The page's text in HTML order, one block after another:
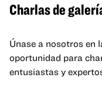
Charlas de
Únase a nosotros en
oportunidad para
entusiastas y